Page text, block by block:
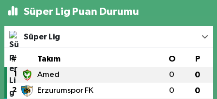
Süper Lig Puan Durumu
Süper Lig
# Takım O P
1 Amed 0 0
2 Erzurumspor FK 0 0